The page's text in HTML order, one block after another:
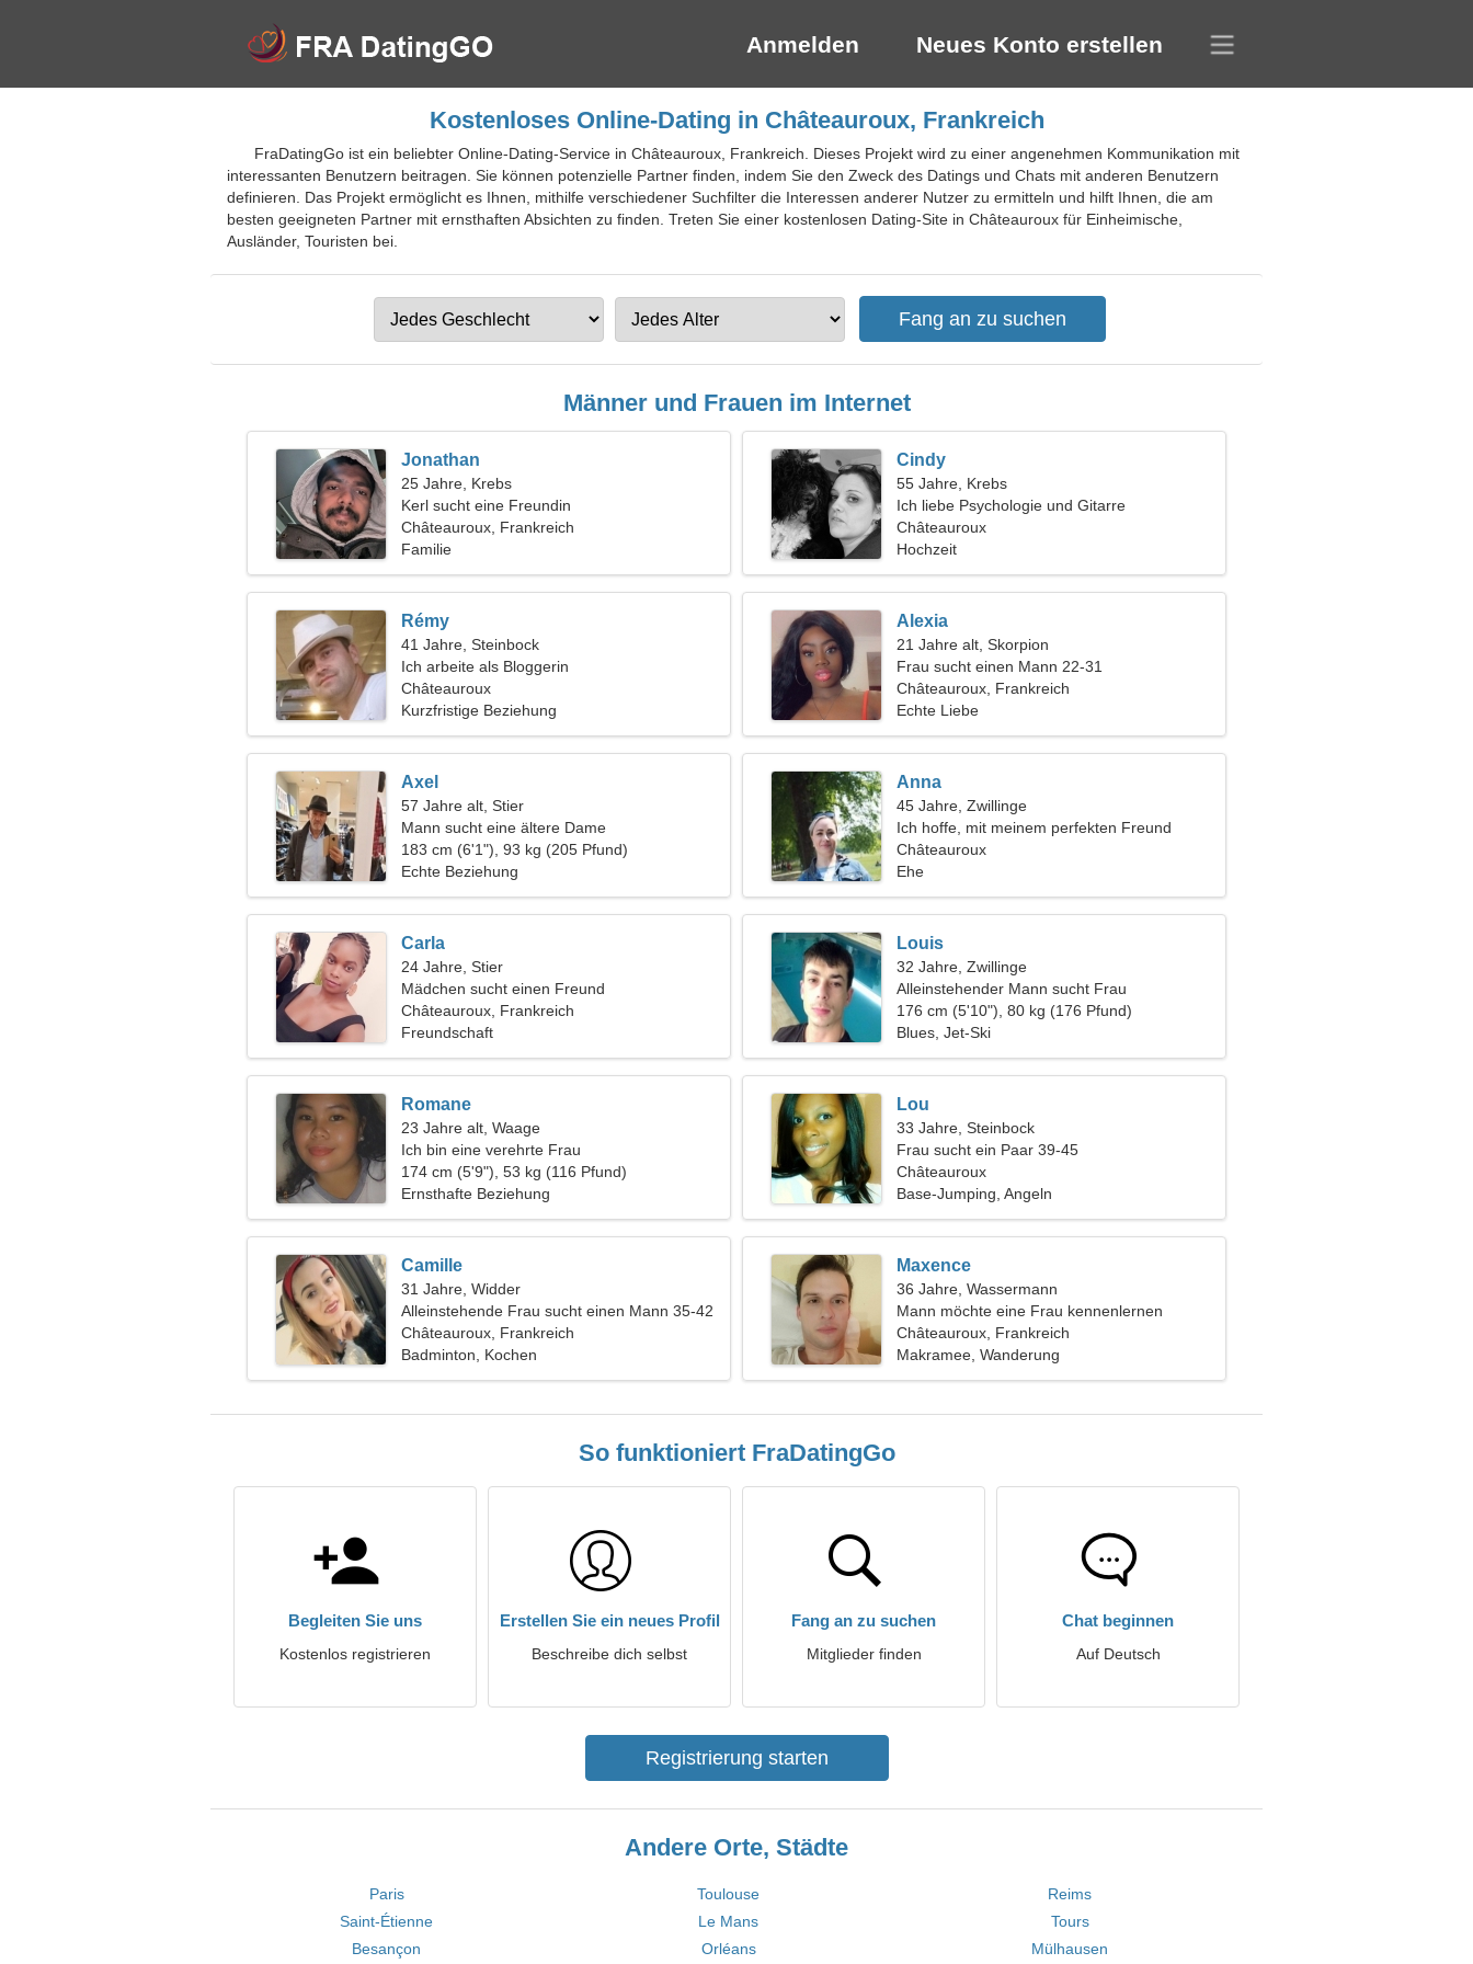
Anmelden Neues Konto erstellen
Kostenloses Online-Dating in Châteauroux, Frankreich
FraDatingGo ist ein beliebter Online-Dating-Service in Châteauroux, Frankreich. Dieses Projekt wird zu einer angenehmen Kommunikation mit
interessanten Benutzern beitragen. Sie können potenzielle Partner finden, indem Sie den Zweck des Datings und Chats mit anderen Benutzern
definieren. Das Projekt ermöglicht es Ihnen, mithilfe verschiedener Suchfilter die Interessen anderer Nutzer zu ermitteln und hilft Ihnen, die am
besten geeigneten Partner mit ernsthaften Absichten zu finden. Treten Sie einer kostenlosen Dating-Site in Châteauroux für Einheimische,
Ausländer, Touristen bei.
Männer und Frauen im Internet
Jonathan
25 Jahre, Krebs
Kerl sucht eine Freundin
Châteauroux, Frankreich
Familie
Cindy
55 Jahre, Krebs
Ich liebe Psychologie und Gitarre
Châteauroux
Hochzeit
Rémy
41 Jahre, Steinbock
Ich arbeite als Bloggerin
Châteauroux
Kurzfristige Beziehung
Alexia
21 Jahre alt, Skorpion
Frau sucht einen Mann 22-31
Châteauroux, Frankreich
Echte Liebe
Axel
57 Jahre alt, Stier
Mann sucht eine ältere Dame
183 cm (6'1"), 93 kg (205 Pfund)
Echte Beziehung
Anna
45 Jahre, Zwillinge
Ich hoffe, mit meinem perfekten Freund
auszugehen
Châteauroux
Ehe
Carla
24 Jahre, Stier
Mädchen sucht einen Freund
Châteauroux, Frankreich
Freundschaft
Louis
32 Jahre, Zwillinge
Alleinstehender Mann sucht Frau
176 cm (5'10"), 80 kg (176 Pfund)
Blues, Jet-Ski
Romane
23 Jahre alt, Waage
Ich bin eine verehrte Frau
174 cm (5'9"), 53 kg (116 Pfund)
Ernsthafte Beziehung
Lou
33 Jahre, Steinbock
Frau sucht ein Paar 39-45
Châteauroux
Base-Jumping, Angeln
Camille
31 Jahre, Widder
Alleinstehende Frau sucht einen Mann 35-42
Châteauroux, Frankreich
Badminton, Kochen
Maxence
36 Jahre, Wassermann
Mann möchte eine Frau kennenlernen
Châteauroux, Frankreich
Makramee, Wanderung
So funktioniert FraDatingGo
Begleiten Sie uns
Kostenlos registrieren
Erstellen Sie ein neues Profil
Beschreibe dich selbst
Fang an zu suchen
Mitglieder finden
Chat beginnen
Auf Deutsch
Registrierung starten
Andere Orte, Städte
Paris Toulouse
Reims
Saint-Étienne
Le Mans
Tours
Besançon
Orléans Mülhausen